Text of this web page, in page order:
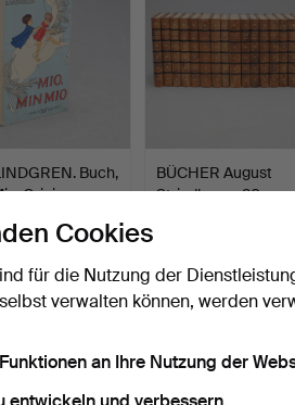
Buch,
Origin…
BÜCHER August
Strindberg. , 20
58 USD
Cookies
für die Nutzung der
verwalten können, werden
an Ihre Nutzung der